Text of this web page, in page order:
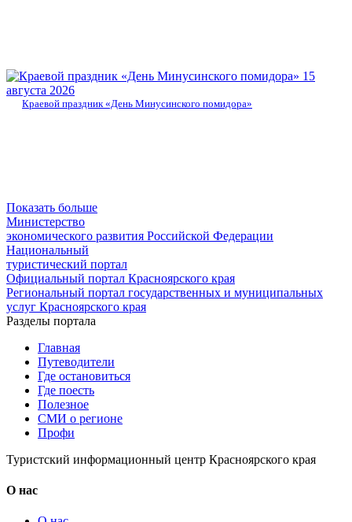
15
августа 2026
Краевой праздник «День Минусинского помидора»
Показать больше
Министерство
экономического развития Российской Федерации
Национальный
туристический портал
Официальный портал Красноярского края
Региональный портал государственных и муниципальных
услуг Красноярского края
Разделы портала
Главная
Путеводители
Где остановиться
Где поесть
Полезное
СМИ о регионе
Профи
Туристский информационный центр Красноярского края
О нас